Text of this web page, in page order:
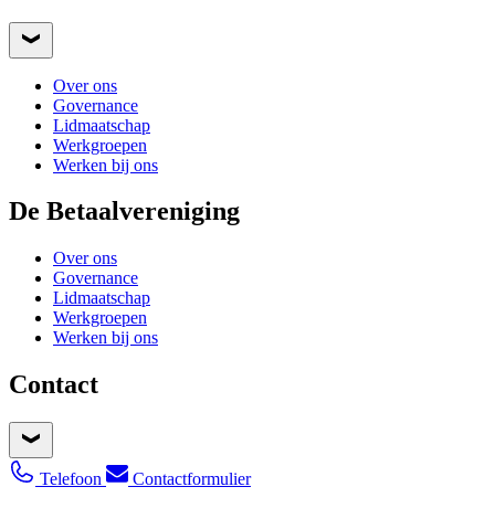
Over ons
Governance
Lidmaatschap
Werkgroepen
Werken bij ons
De Betaalvereniging
Over ons
Governance
Lidmaatschap
Werkgroepen
Werken bij ons
Contact
Telefoon Contactformulier